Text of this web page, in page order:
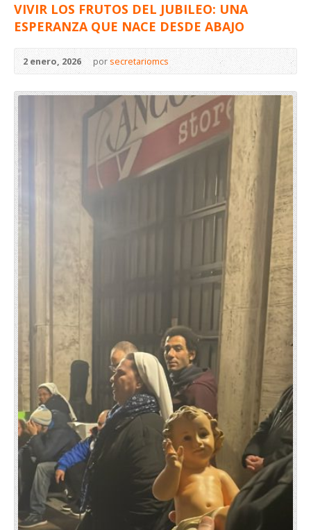
VIVIR LOS FRUTOS DEL JUBILEO: UNA
ESPERANZA QUE NACE DESDE ABAJO
2 enero, 2026 porsecretariomcs